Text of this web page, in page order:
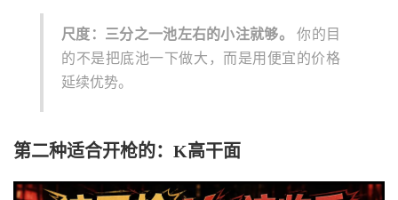
尺度：三分之一池左右的小注就够。
你的目
的不是把底池一下做大，而是用便宜的价格
延续优势。
第二种适合开枪的：K高干面